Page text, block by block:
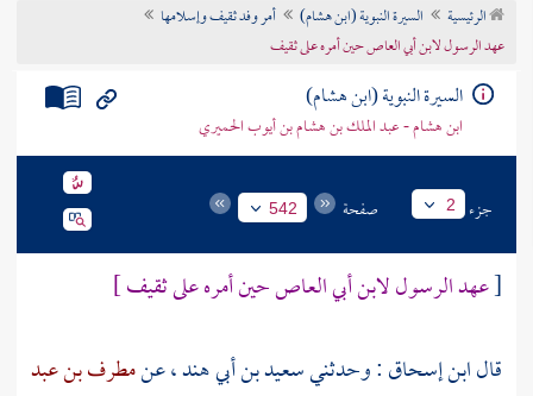
تراجم الأعلام
الرئيسية السيرة النبوية (ابن هشام)
أمر وفد ثقيف وإسلامها
عهد الرسول لابن أبي العاص حين أمره على ثقيف
السيرة النبوية (ابن هشام)
ابن هشام - عبد الملك بن هشام بن أيوب الحميري
جزء 2 صفحة 542
[عهد الرسوللابن أبي العاصحين أمره علىثقيف]
قالابن إسحاق: وحدثنيسعيد بن أبي هند، عنمطرف بن عبد